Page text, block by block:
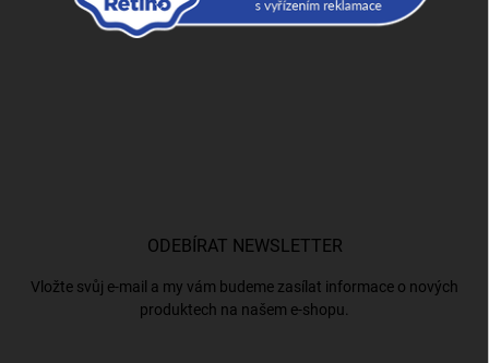
ODEBÍRAT NEWSLETTER
Vložte svůj e-mail a my vám budeme zasílat informace o nových
produktech na našem e-shopu.